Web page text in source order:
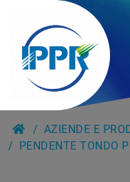
AZIENDE E
PENDENTE TONDO